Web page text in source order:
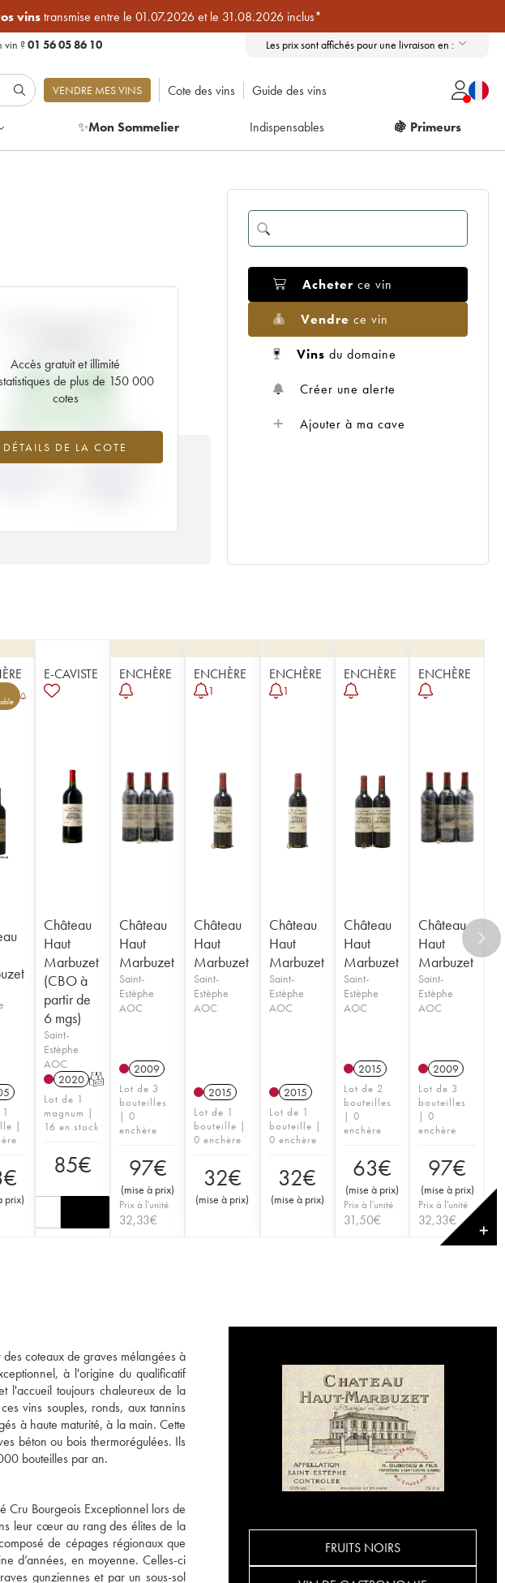
vinstransmise entre le 01.07.2026 et le 31.08.2026 inclus*
vin ?01 56 05 86 10 Les prix sont affichés pour une livraison en :
VENDRE MES VINS Cote des vins Guide des vins
✨Mon Sommelier Indispensables 🍇 Primeurs
Accès gratuit et illimité
de plus de 150 000
cotes
DÉTAILS DE LA COTE
30,24€
+4% -18.18%
Acheter ce vin
Vendre ce vin
Vins du domaine
Créer une alerte
Ajouter à ma cave
|
€
prix)
E-CAVISTE
Château
Haut
Marbuzet
(CBO à
partir de
6 mgs)
Saint-
Estèphe
AOC
2020 T
Lot de 1
magnum |
16 en stock
85€
ENCHÈRE
Château
Haut
Marbuzet
Saint-
Estèphe
AOC
2009
Lot de 3
bouteilles
| 0
enchère
97€
(mise à prix)
Prix à l'unité
32,33€
ENCHÈRE
1
Château
Haut
Marbuzet
Saint-
Estèphe
AOC
2015
Lot de 1
bouteille |
0 enchère
32€
(mise à prix)
ENCHÈRE
1
Château
Haut
Marbuzet
Saint-
Estèphe
AOC
2015
Lot de 1
bouteille |
0 enchère
32€
(mise à prix)
ENCHÈRE
Château
Haut
Marbuzet
Saint-
Estèphe
AOC
2015
Lot de 2
bouteilles
| 0
enchère
63€
(mise à prix)
Prix à l'unité
31,50€
ENCHÈRE
Château
Haut
Marbuzet
Saint-
Estèphe
AOC
2009
Lot de 3
bouteilles
| 0
enchère
97€
(mise à prix)
Prix à l'unité
32,33€
✕
coteaux de graves mélangées à
à l'origine du qualificatif
l'accueil toujours chaleureux de la
vins souples, ronds, aux tannins
à haute maturité, à la main. Cette
béton ou bois thermorégulées. Ils
bouteilles par an.
Cru Bourgeois Exceptionnel lors de
leur cœur au rang des élites de la
de cépages régionaux que
d’années, en moyenne. Celles-ci
gunziennes et par un sous-sol
FRUITS NOIRS